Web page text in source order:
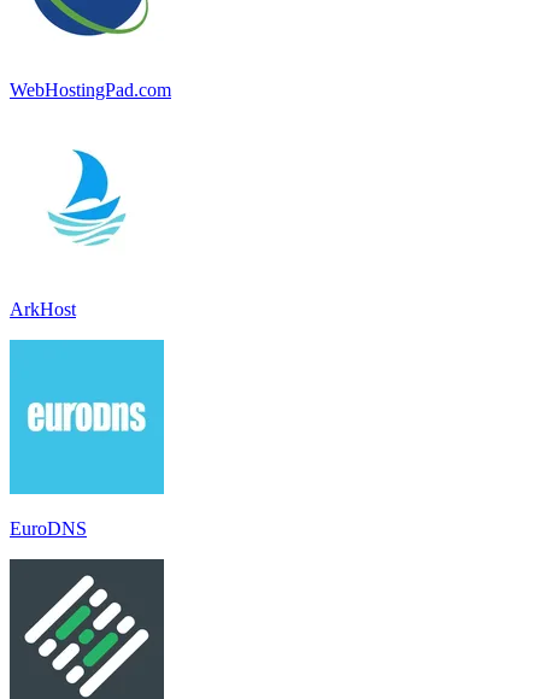
WebHostingPad.com
ArkHost
EuroDNS